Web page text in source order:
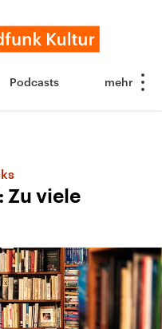
Podcasts
Zu viele